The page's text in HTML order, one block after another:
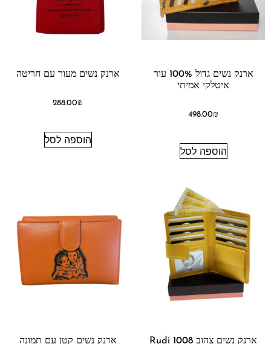
ארנק נשים גדול 100% עור
איטלקי אמיתי
498.00₪
הוספה לסל
ארנק נשים מעור עם חריטה
288.00₪
הוספה לסל
ארנק נשים צהוב 1008 Rudi ארנק נשים קטן עם תמונה